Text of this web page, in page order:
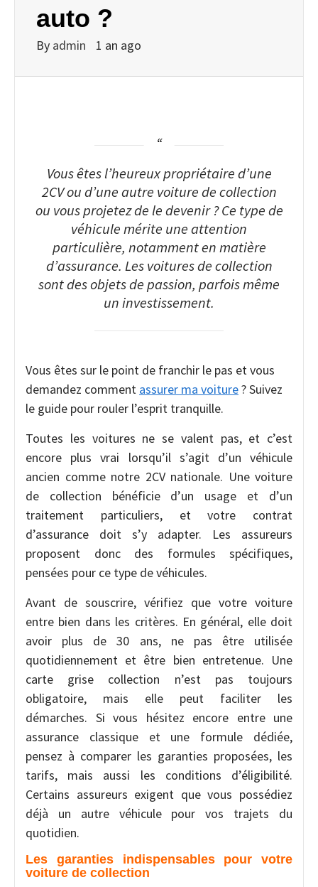
auto ?
By admin 1 an ago
Vous êtes l’heureux propriétaire d’une
2CV ou d’une autre voiture de collection
ou vous projetez de le devenir ? Ce type de
véhicule mérite une attention
particulière, notamment en matière
d’assurance. Les voitures de collection
sont des objets de passion, parfois même
un investissement.
Vous êtes sur le point de franchir le pas et vous
demandez comment assurer ma voiture? Suivez
le guide pour rouler l’esprit tranquille.
Toutes les voitures ne se valent pas, et c’est
encore plus vrai lorsqu’il s’agit d’un véhicule
ancien comme notre 2CV nationale. Une voiture
de collection bénéficie d’un usage et d’un
traitement particuliers, et votre contrat
d’assurance doit s’y adapter. Les assureurs
proposent donc des formules spécifiques,
pensées pour ce type de véhicules.
Avant de souscrire, vérifiez que votre voiture
entre bien dans les critères. En général, elle doit
avoir plus de 30 ans, ne pas être utilisée
quotidiennement et être bien entretenue. Une
carte grise collection n’est pas toujours
obligatoire, mais elle peut faciliter les
démarches. Si vous hésitez encore entre une
assurance classique et une formule dédiée,
pensez à comparer les garanties proposées, les
tarifs, mais aussi les conditions d’éligibilité.
Certains assureurs exigent que vous possédiez
déjà un autre véhicule pour vos trajets du
quotidien.
Les garanties indispensables pour votre
voiture de collection